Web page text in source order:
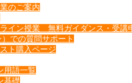
のご案内
イン授業 無料ガイダンス・受講
での質問サポート
ト購入ページ
用語一覧
基礎